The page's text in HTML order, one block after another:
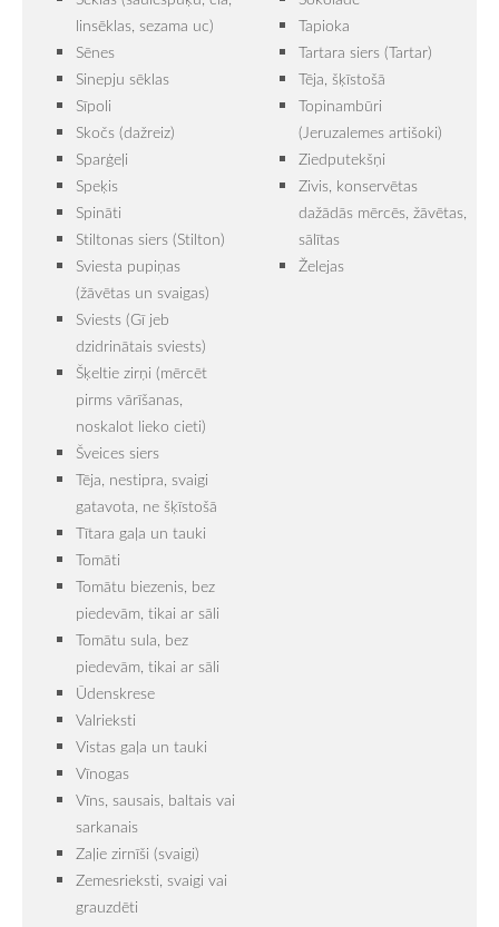
linsēklas, sezama uc)
Sēnes
Sinepju sēklas
Sīpoli
Skočs (dažreiz)
Sparģeļi
Speķis
Spināti
Stiltonas siers (Stilton)
Sviesta pupiņas
(žāvētas un svaigas)
Sviests (Gī jeb
dzidrinātais sviests)
Šķeltie zirņi (mērcēt
pirms vārīšanas,
noskalot lieko cieti)
Šveices siers
Tēja, nestipra, svaigi
gatavota, ne šķīstošā
Tītara gaļa un tauki
Tomāti
Tomātu biezenis, bez
piedevām, tikai ar sāli
Tomātu sula, bez
piedevām, tikai ar sāli
Ūdenskrese
Valrieksti
Vistas gaļa un tauki
Vīnogas
Vīns, sausais, baltais vai
sarkanais
Zaļie zirnīši (svaigi)
Zemesrieksti, svaigi vai
grauzdēti
Tapioka
Tartara siers (Tartar)
Tēja, šķīstošā
Topinambūri
(Jeruzalemes artišoki)
Ziedputekšņi
Zivis, konservētas
dažādās mērcēs, žāvētas,
sālītas
Želejas